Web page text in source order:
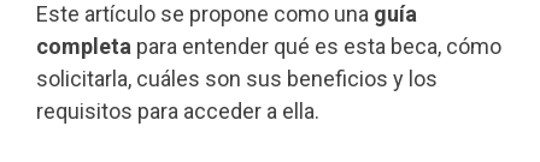
Este artículo se propone como una guía
completa para entender qué es esta beca, cómo
solicitarla, cuáles son sus beneficios y los
requisitos para acceder a ella.